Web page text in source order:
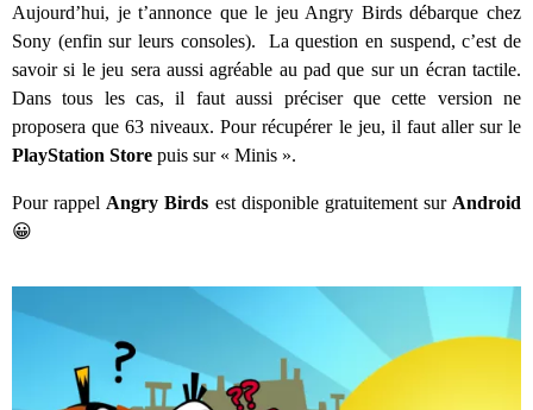
Aujourd’hui, je t’annonce que le jeu Angry Birds débarque chez
Sony (enfin sur leurs consoles). La question en suspend, c’est de
savoir si le jeu sera aussi agréable au pad que sur un écran tactile.
Dans tous les cas, il faut aussi préciser que cette version ne
proposera que 63 niveaux. Pour récupérer le jeu, il faut aller sur le
PlayStation Store puis sur « Minis ».
Pour rappel Angry Birds est disponible gratuitement sur Android
😀